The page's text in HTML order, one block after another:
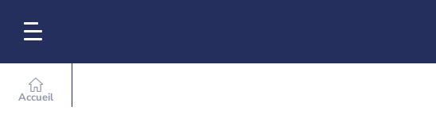
Accueil